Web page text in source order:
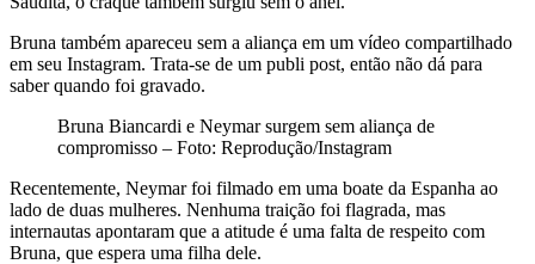
Bruna também apareceu sem a aliança em um vídeo compartilhado
em seu Instagram. Trata-se de um publi post, então não dá para
saber quando foi gravado.
Bruna Biancardi e Neymar surgem sem aliança de
compromisso – Foto: Reprodução/Instagram
Recentemente, Neymar foi filmado em uma boate da Espanha ao
lado de duas mulheres. Nenhuma traição foi flagrada, mas
internautas apontaram que a atitude é uma falta de respeito com
Bruna, que espera uma filha dele.